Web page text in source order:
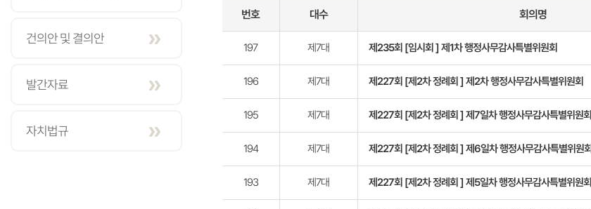
건의안 및 결의안
발간자료
자치법규
번호 대수 회의명
197 제7대 제235회 [임시회 ] 제1차 행정사무감사특별위원회
196 제7대 제227회 [제2차 정례회 ] 제2차 행정사무감사특별위원회
195 제7대 제227회 [제2차 정례회 ] 제7일차 행정사무감사특별위원회
194 제7대 제227회 [제2차 정례회 ] 제6일차 행정사무감사특별위원회
193 제7대 제227회 [제2차 정례회 ] 제5일차 행정사무감사특별위원회